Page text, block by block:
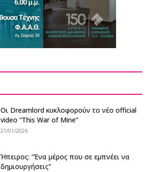
Οι Dreamlord κυκλοφορούν το νέο official
video “This War of Mine”
21/01/2026
Ήπειρος: “Ένα μέρος που σε εμπνέει να
δημιουργήσεις”